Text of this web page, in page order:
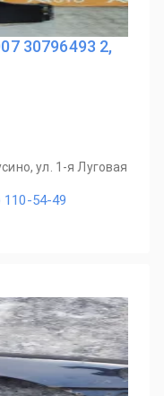
30796493 2,
ул. 1-я Луговая
110-54-49